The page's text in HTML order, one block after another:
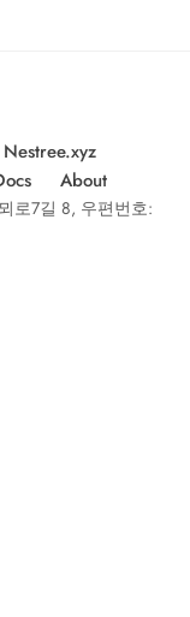
Nestree.xyz
About
로7길 8, 우편번호: